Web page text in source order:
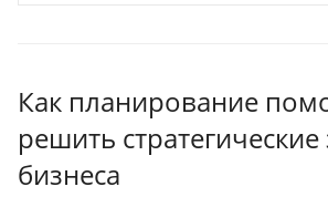
Как планирование
решить
бизнеса